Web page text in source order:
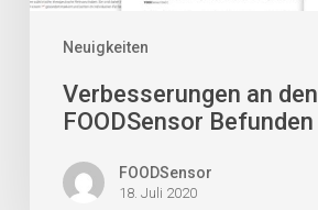
Neuigkeiten
Verbesserungen an den
FOODSensor Befunden
FOODSensor
18. Juli 2020